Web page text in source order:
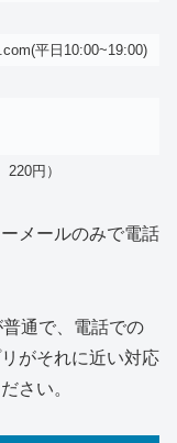
平日10:00~19:00)
円）
メールのみで電話
普通で、電話での
がそれに近い対応
さい。